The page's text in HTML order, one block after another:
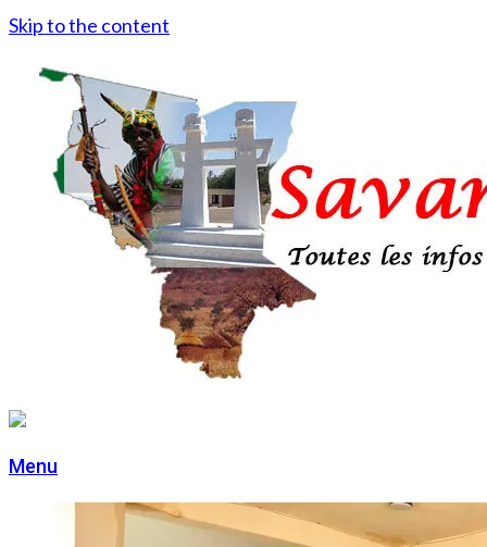
Skip to the content
Menu